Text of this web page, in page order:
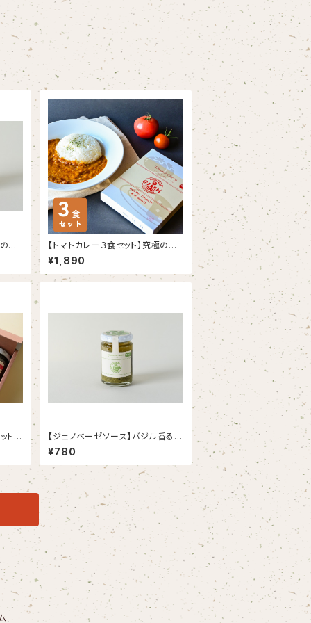
コ
【トマトカレー３食セット】究極のト
マトカレーが出来ましたああああ
あ！！！！！
¥1,890
ト】
【ジェノベーゼソース】バジル香る至
極の一品！
¥780